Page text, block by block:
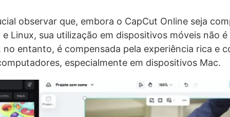
observar que, embora o CapCut Online seja
Linux, sua utilização em dispositivos móveis não
no entanto, é compensada pela experiência rica e
especialmente em dispositivos Mac.